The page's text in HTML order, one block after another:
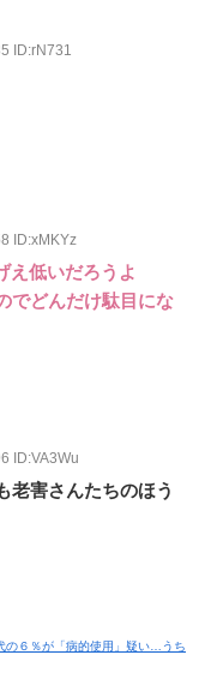
ID:rN731
ID:xMKYz
え低いだろうよ
でどんだけ駄目にな
ID:VA3Wu
老害さんたちのほう
の６％が「病的使用」疑い…うち